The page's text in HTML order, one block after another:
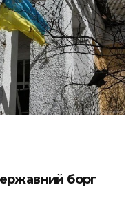
борг